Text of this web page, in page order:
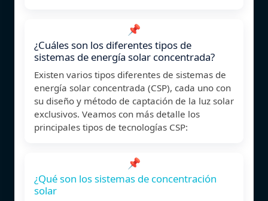
📌
¿Cuáles son los diferentes tipos de
sistemas de energía solar concentrada?
Existen varios tipos diferentes de sistemas de
energía solar concentrada (CSP), cada uno con
su diseño y método de captación de la luz solar
exclusivos. Veamos con más detalle los
principales tipos de tecnologías CSP:
📌
¿Qué son los sistemas de concentración
solar